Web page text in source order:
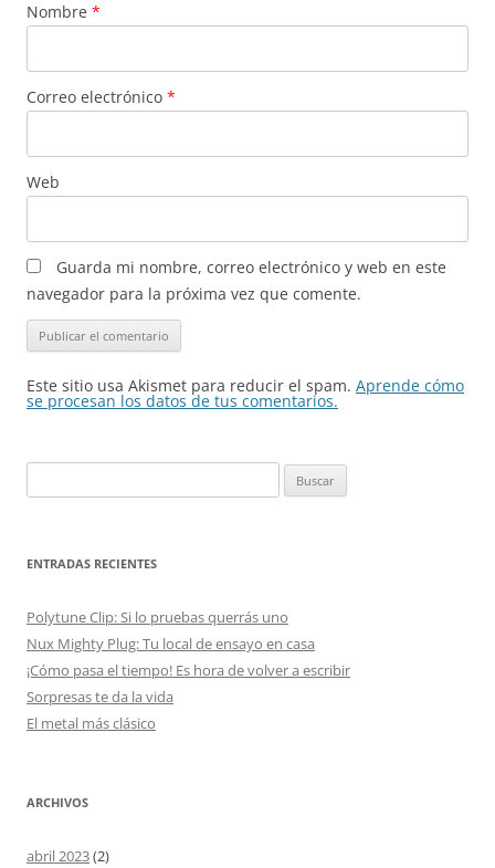
Nombre *
Correo electrónico *
Web
Guarda mi nombre, correo electrónico y web en este
navegador para la próxima vez que comente.
Este sitio usa Akismet para reducir el spam. Aprende cómo
se procesan los datos de tus comentarios.
ENTRADAS RECIENTES
Polytune Clip: Si lo pruebas querrás uno
Nux Mighty Plug: Tu local de ensayo en casa
¡Cómo pasa el tiempo! Es hora de volver a escribir
Sorpresas te da la vida
El metal más clásico
ARCHIVOS
abril 2023(2)